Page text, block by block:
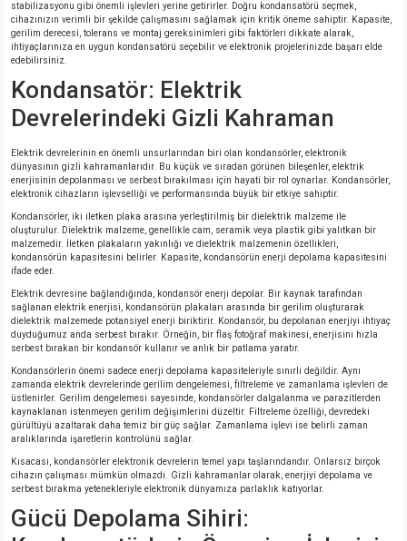
stabilizasyonu gibi önemli işlevleri yerine getirirler. Doğru kondansatörü seçmek,
cihazınızın verimli bir şekilde çalışmasını sağlamak için kritik öneme sahiptir. Kapasite,
gerilim derecesi, tolerans ve montaj gereksinimleri gibi faktörleri dikkate alarak,
ihtiyaçlarınıza en uygun kondansatörü seçebilir ve elektronik projelerinizde başarı elde
edebilirsiniz.
Kondansatör: Elektrik
Devrelerindeki Gizli Kahraman
Elektrik devrelerinin en önemli unsurlarından biri olan kondansörler, elektronik
dünyasının gizli kahramanlarıdır. Bu küçük ve sıradan görünen bileşenler, elektrik
enerjisinin depolanması ve serbest bırakılması için hayati bir rol oynarlar. Kondansörler,
elektronik cihazların işlevselliği ve performansında büyük bir etkiye sahiptir.
Kondansörler, iki iletken plaka arasına yerleştirilmiş bir dielektrik malzeme ile
oluşturulur. Dielektrik malzeme, genellikle cam, seramik veya plastik gibi yalıtkan bir
malzemedir. İletken plakaların yakınlığı ve dielektrik malzemenin özellikleri,
kondansörün kapasitesini belirler. Kapasite, kondansörün enerji depolama kapasitesini
ifade eder.
Elektrik devresine bağlandığında, kondansör enerji depolar. Bir kaynak tarafından
sağlanan elektrik enerjisi, kondansörün plakaları arasında bir gerilim oluşturarak
dielektrik malzemede potansiyel enerji biriktirir. Kondansör, bu depolanan enerjiyi ihtiyaç
duyduğumuz anda serbest bırakır. Örneğin, bir flaş fotoğraf makinesi, enerjisini hızla
serbest bırakan bir kondansör kullanır ve anlık bir patlama yaratır.
Kondansörlerin önemi sadece enerji depolama kapasiteleriyle sınırlı değildir. Aynı
zamanda elektrik devrelerinde gerilim dengelemesi, filtreleme ve zamanlama işlevleri de
üstlenirler. Gerilim dengelemesi sayesinde, kondansörler dalgalanma ve parazitlerden
kaynaklanan istenmeyen gerilim değişimlerini düzeltir. Filtreleme özelliği, devredeki
gürültüyü azaltarak daha temiz bir güç sağlar. Zamanlama işlevi ise belirli zaman
aralıklarında işaretlerin kontrolünü sağlar.
Kısacası, kondansörler elektronik devrelerin temel yapı taşlarındandır. Onlarsız birçok
cihazın çalışması mümkün olmazdı. Gizli kahramanlar olarak, enerjiyi depolama ve
serbest bırakma yetenekleriyle elektronik dünyamıza parlaklık katıyorlar.
Gücü Depolama Sihiri: